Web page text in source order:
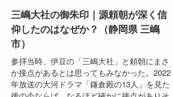
三嶋大社の御朱印｜源頼朝が深く信
仰したのはなぜか？（静岡県 三嶋
市）
参拝当時、伊豆の「三嶋大社」と頼朝にまさ
か接点があるとは思ってもみなかった。2022
年放送の大河ドラマ「鎌倉殿の13人」を見た